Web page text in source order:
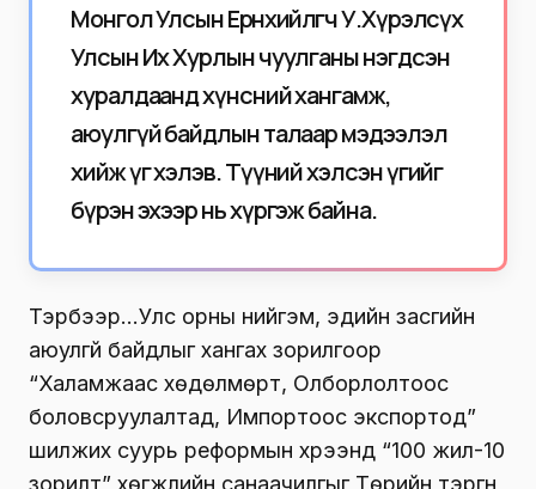
Монгол Улсын Ерөнхийлөгч У.Хүрэлсүх
Улсын Их Хурлын чуулганы нэгдсэн
хуралдаанд хүнсний хангамж,
аюулгүй байдлын талаар мэдээлэл
хийж үг хэлэв. Түүний хэлсэн үгийг
бүрэн эхээр нь хүргэж байна.
Тэрбээр…Улс орны нийгэм, эдийн засгийн
аюулгүй байдлыг хангах зорилгоор
“Халамжаас хөдөлмөрт, Олборлолтоос
боловсруулалтад, Импортоос экспортод”
шилжих суурь реформын хүрээнд “100 жил-10
зорилт” хөгжлийн санаачилгыг Төрийн тэргүүн